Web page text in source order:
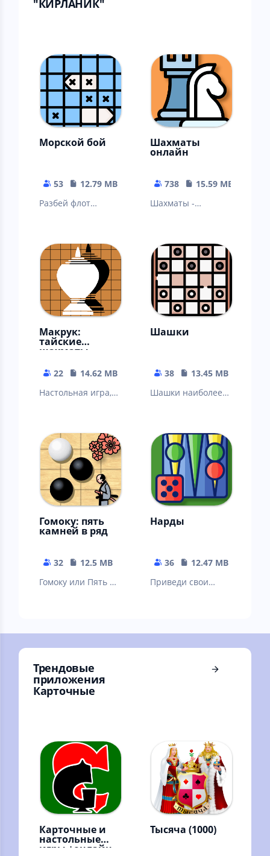
"КИРЛАНИК"
Морской бой
53
12.79 MB
Разбей флот
корабли.
Шахматы
онлайн
738
15.59 MB
Шахматы -
стратегическая
игра
Макрук:
тайские
шахматы
22
14.62 MB
Настольная игра,
Шашки
38
13.45 MB
Шашки наиболее
Гомоку: пять
камней в ряд
32
12.5 MB
Гомоку или Пять в
логику шашек
Нарды
36
12.47 MB
Приведи свои
сделает противни
Трендовые
приложения
Карточные
Карточные и
настольные
игры +онлайн
Тысяча (1000)